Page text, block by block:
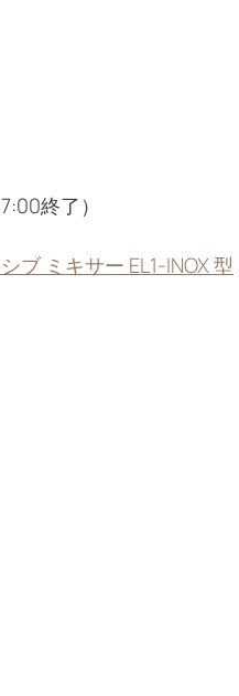
終了）
ブ ミキサー EL1-INOX 型